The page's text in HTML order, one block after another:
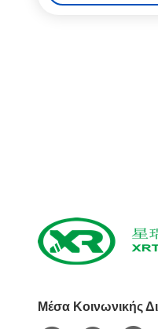
Μέσα Κοινωνικής